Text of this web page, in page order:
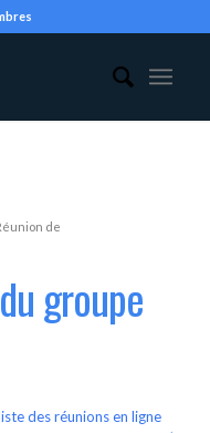
de
groupe
des réunions en ligne